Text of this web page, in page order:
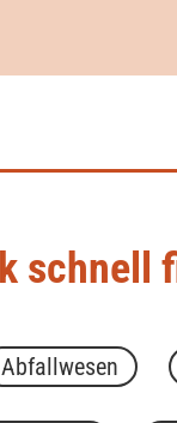
schnell
Abfallwesen